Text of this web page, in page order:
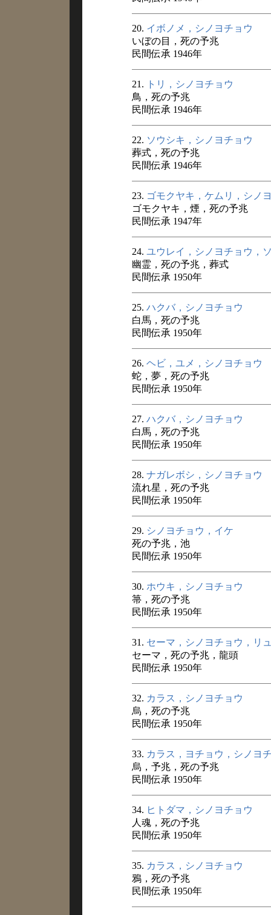
20. イボノメ，シノヨチョウ
いぼの目，死の予兆
民間伝承 1946年
21.
トリ，シノヨチョウ
鳥，死の予兆
民間伝承 1946年
22. ソウシキ，シノヨチョウ
葬式，死の予兆
民間伝承 1946年
23. ゴモクヤキ，ケムリ，シノ
ゴモクヤキ，煙，死の予兆
民間伝承 1947年
24. ユウレイ，シノヨチョウ，
幽霊，死の予兆，葬式
民間伝承 1950年
25. ハクバ，シノヨチョウ
白馬，死の予兆
民間伝承 1950年
26. ヘビ，ユメ，シノヨチョウ
蛇，夢，死の予兆
民間伝承 1950年
27. ハクバ，シノヨチョウ
白馬，死の予兆
民間伝承 1950年
28. ナガレボシ，シノヨチョウ
流れ星，死の予兆
民間伝承 1950年
29. シノヨチョウ，イケ
死の予兆，池
民間伝承 1950年
30. ホウキ，シノヨチョウ
箒，死の予兆
民間伝承 1950年
31. セーマ，シノヨチョウ，リ
セーマ，死の予兆，龍頭
民間伝承 1950年
32. カラス，シノヨチョウ
烏，死の予兆
民間伝承 1950年
33. カラス，ヨチョウ，シノヨ
烏，予兆，死の予兆
民間伝承 1950年
34. ヒトダマ，シノヨチョウ
人魂，死の予兆
民間伝承 1950年
35. カラス，シノヨチョウ
鴉，死の予兆
民間伝承 1950年